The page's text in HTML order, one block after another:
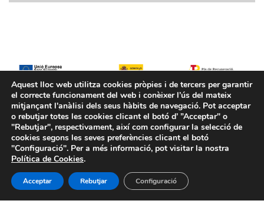
Aquest lloc web utilitza cookies pròpies i de tercers per garantir
el correcte funcionament del web i conèixer l’ús del mateix
mitjançant l'anàlisi dels seus hàbits de navegació. Pot acceptar
o rebutjar totes les cookies clicant el botó d’ ”Acceptar" o
"Rebutjar", respectivament, així com configurar la selecció de
cookies segons les seves preferències clicant el botó
"Configuració". Per a més informació, pot visitar la nostra
Política de Cookies.
Acceptar Rebutjar Configuració